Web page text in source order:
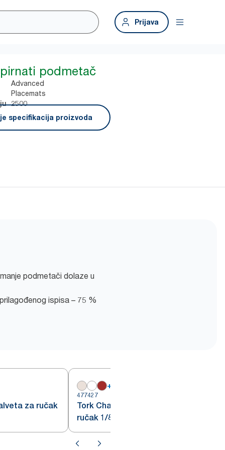
Prijava
podmetač
Advanced
Placemats
2500
specifikacija proizvoda
podmetači dolaze u
ispisa – 75 %
za ručak
+
477427
Tork Champagne salveta za
ručak 1/8 preklopljena